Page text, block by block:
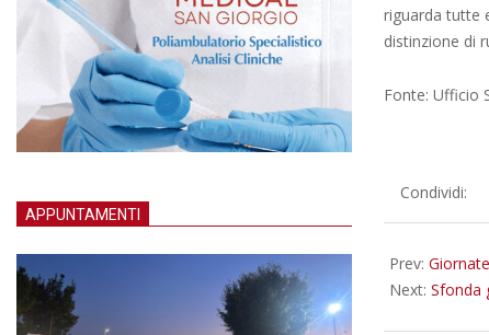
riguarda tutte
distinzione di
Fonte: Ufficio
2021-
02-
Condividi:
Prev:
Next: Sfonda
APPUNTAMENTI